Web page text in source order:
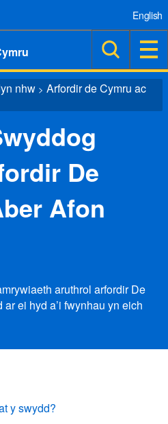
English
nhw > Arfordir de Cymru ac
De
Afon
aruthrol arfordir De
ei hyd a’i fwynhau yn eich
y swydd?